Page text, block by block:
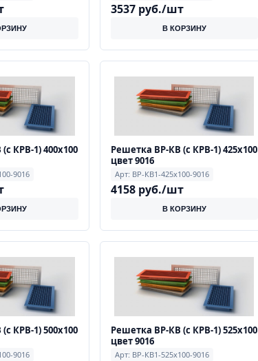
3537 руб./шт
В КОРЗИНУ
КРВ-1) 400х100
9016
Решетка ВР-КВ (с КРВ-1) 425х100
цвет 9016
Арт: ВР-КВ1-425х100-9016
4158 руб./шт
В КОРЗИНУ
КРВ-1) 500х100
9016
Решетка ВР-КВ (с КРВ-1) 525х100
цвет 9016
Арт: ВР-КВ1-525х100-9016